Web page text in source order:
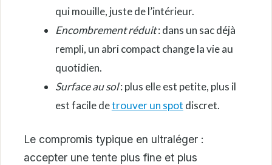
qui mouille, juste de l’intérieur.
Encombrement réduit: dans un sac déjà
rempli, un abri compact change la vie au
quotidien.
Surface au sol: plus elle est petite, plus il
est facile detrouver un spot discret.
Le compromis typique en ultraléger :
accepter une tente plus fine et plus